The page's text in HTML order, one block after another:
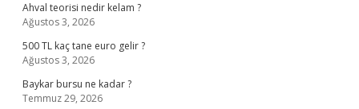
Ahval teorisi nedir kelam ?
Ağustos 3, 2026
500 TL kaç tane euro gelir ?
Ağustos 3, 2026
Baykar bursu ne kadar ?
Temmuz 29, 2026